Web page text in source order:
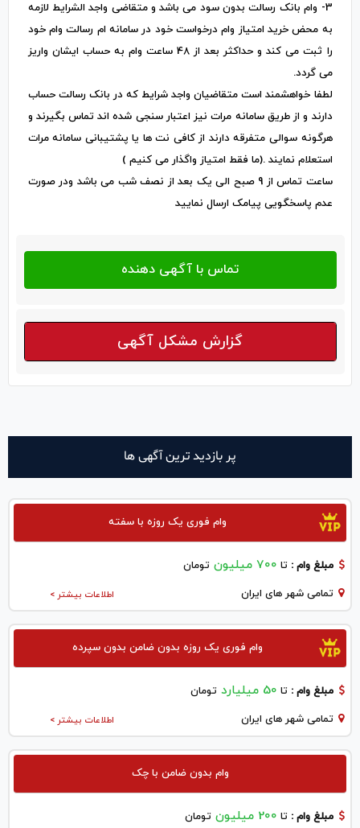
3- وام بانک رسالت بدون سود می باشد و متقاضی واجد الشرایط لازمه
به محض خرید امتیاز وام درخواست خود در سامانه ام رسالت وام خود
را ثبت می کند و حداکثر بعد از 48 ساعت وام به حساب ایشان واریز
می گردد.
لطفا خواهشمند است متقاضیان واجد شرایط که در بانک رسالت حساب
دارند و از طریق سامانه مرات نیز اعتبار سنجی شده اند تماس بگیرند و
هرگونه سوالی متفرقه دارند از کافی نت ها یا پشتیبانی سامانه مرات
استعلام نمایند .(ما فقط امتیاز واگذار می کنیم )
ساعت تماس از 9 صبح الی یک بعد از نصف شب می باشد ودر صورت
عدم پاسخگویی پیامک ارسال نمایید
گزارش مشکل آگهی
پر بازدید ترین آگهی ها
وام فوری یک روزه با سفته
مبلغ وام : تا 700 میلیون تومان
اطلاعات بیشتر > تمامی شهر های ایران
وام فوری یک روزه بدون ضامن بدون سپرده
مبلغ وام : تا 50 میلیارد تومان
اطلاعات بیشتر > تمامی شهر های ایران
وام بدون ضامن با چک
مبلغ وام : تا 200 میلیون تومان